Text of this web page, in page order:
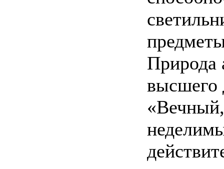
Природа
высшего